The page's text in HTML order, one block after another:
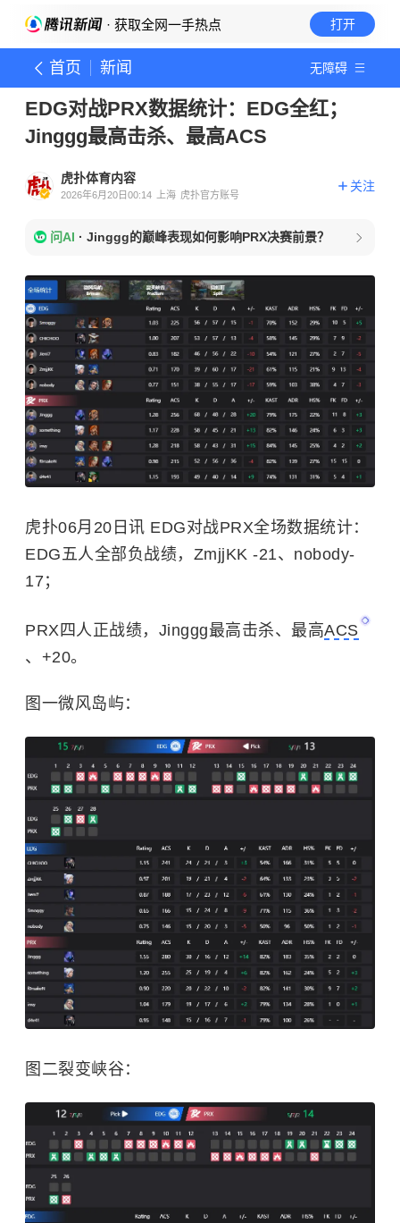
· 获取全网一手热点 打开
首页 新闻 无障碍
EDG对战PRX数据统计：EDG全红；
Jinggg最高击杀、最高ACS
虎扑体育内容
2026年6月20日00:14 上海 虎扑官方账号
关注
问AI · Jinggg的巅峰表现如何影响PRX决赛前景？
虎扑06月20日讯 EDG对战PRX全场数据统计：
EDG五人全部负战绩，ZmjjKK -21、nobody-
17；
PRX四人正战绩，Jinggg最高击杀、最高ACS
、+20。
图一微风岛屿：
图二裂变峡谷：